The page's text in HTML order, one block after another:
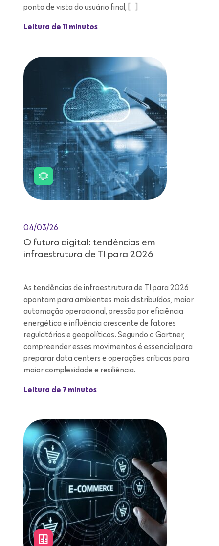
ponto de vista do usuário final, […]
Leitura de 11 minutos
04/03/26
O futuro digital: tendências em
infraestrutura de TI para 2026
As tendências de infraestrutura de TI para 2026
apontam para ambientes mais distribuídos, maior
automação operacional, pressão por eficiência
energética e influência crescente de fatores
regulatórios e geopolíticos. Segundo o Gartner,
compreender esses movimentos é essencial para
preparar data centers e operações críticas para
maior complexidade e resiliência.
Leitura de 7 minutos